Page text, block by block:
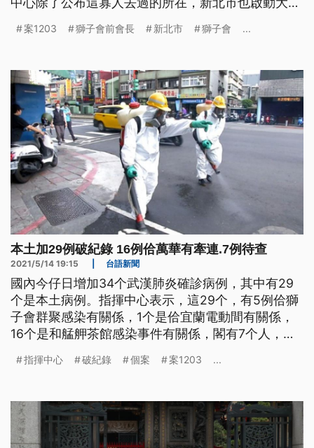
加篩檢站。 位在泰山、偌大的囍宴會館空無一人，
他接觸過的獅子會朋友5月9日晚上在這裡席開五桌聚
餐，11日中央流行
案1203 獅子會前會長 新北市 獅子會 ...
本土加29例破紀錄 16例佮萬華有牽連.7例待查
2021/5/14 19:15 台語新聞
國內今仔日增加34个武漢肺炎確診病例，其中有29
个是本土病例。指揮中心表示，這29个，有5例佮獅
子會群聚感染有關係，1个是佮宜蘭電動間有關係，
16个是和艋舺茶館感染事件有關係，閣有7个人，猶
去艋舺的茶館，煞攏無老實講，對疫情的調查無幫
加強宣導。 國內疫情拉警報，指揮中心宣布國內含
13號晚間公布的和平醫院確
指揮中心 破紀錄 個案 案1203 ...